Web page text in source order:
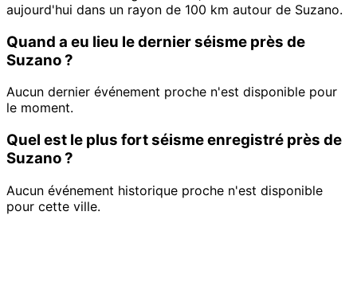
aujourd'hui dans un rayon de 100 km autour de Suzano.
Quand a eu lieu le dernier séisme près de
Suzano ?
Aucun dernier événement proche n'est disponible pour
le moment.
Quel est le plus fort séisme enregistré près de
Suzano ?
Aucun événement historique proche n'est disponible
pour cette ville.